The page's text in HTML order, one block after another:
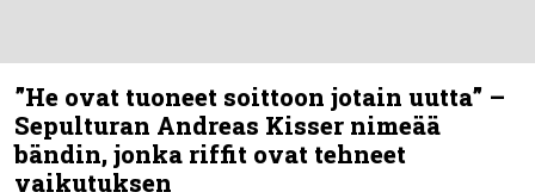
”He ovat tuoneet soittoon jotain uutta” –
Sepulturan Andreas Kisser nimeää
bändin, jonka riffit ovat tehneet
vaikutuksen